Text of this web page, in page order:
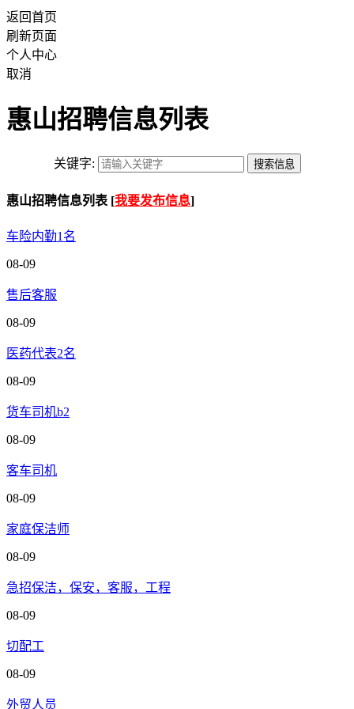
返回首页
刷新页面
个人中心
取消
惠山招聘信息列表
关键字:
惠山招聘信息列表 [我要发布信息]
车险内勤1名
08-09
售后客服
08-09
医药代表2名
08-09
货车司机b2
08-09
客车司机
08-09
家庭保洁师
08-09
急招保洁，保安，客服，工程
08-09
切配工
08-09
外贸人员